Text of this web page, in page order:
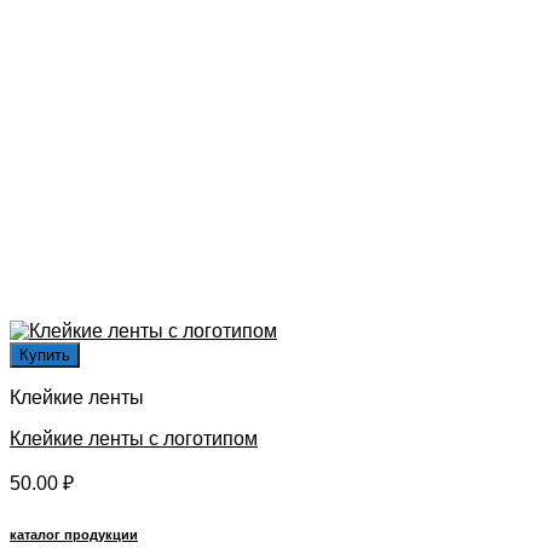
Купить
Клейкие ленты
Клейкие ленты с логотипом
50.00 ₽
каталог продукции